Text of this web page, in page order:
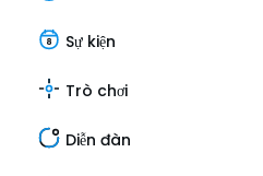
Sự kiện
Trò chơi
Diễn đàn